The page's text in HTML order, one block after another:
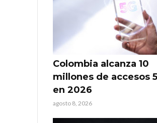
Colombia alcanza 10
millones de accesos
en 2026
agosto 8, 2026